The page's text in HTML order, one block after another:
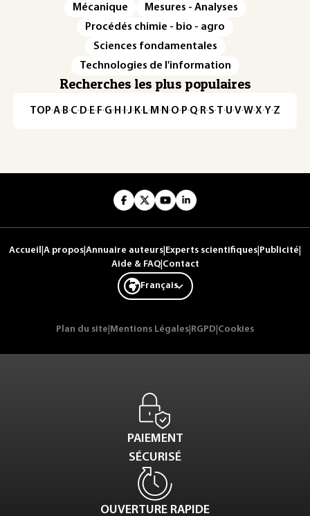
Mécanique
Mesures - Analyses
Procédés chimie - bio - agro
Sciences fondamentales
Technologies de l'information
Recherches les plus populaires
TOP·A·B·C· D· E· F·G· H · ·J· K· L· M · N ·O· P·Q· R·S·T·U·V·W·X·Y·Z
Accueil A propos Annuaire auteurs Experts scientifiques Publicité
Aide & FAQ| Contact
Français
Plan du site Mentions Légales RGPD Cookies
PAIEMENT
SÉCURISÉ
OUVERTURE RAPIDE